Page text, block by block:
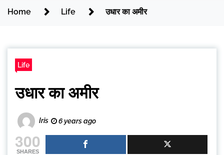
Home Life उधार का अमीर
Life
उधार का अमीर
Iris 6 years ago
300
SHARES